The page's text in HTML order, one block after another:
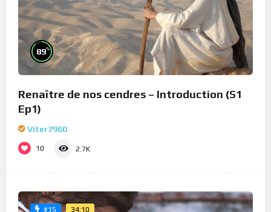
89%
Renaître de nos cendres – Introduction (S1
Ep1)
Viter7960
10 2.7K
#15 34:10